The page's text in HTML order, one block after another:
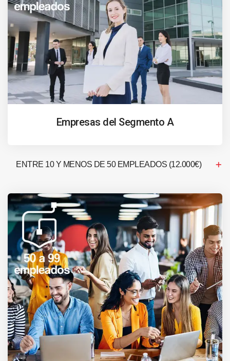
Empresas del Segmento A
ENTRE 10 Y MENOS DE 50 EMPLEADOS (12.000€)